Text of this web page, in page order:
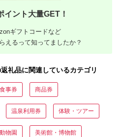
イント大量GET！
ギフトコードなど
えるって知ってましたか？
礼品に関連しているカテゴリ
事券 商品券
温泉利用券 体験・ツアー
動物園 美術館・博物館